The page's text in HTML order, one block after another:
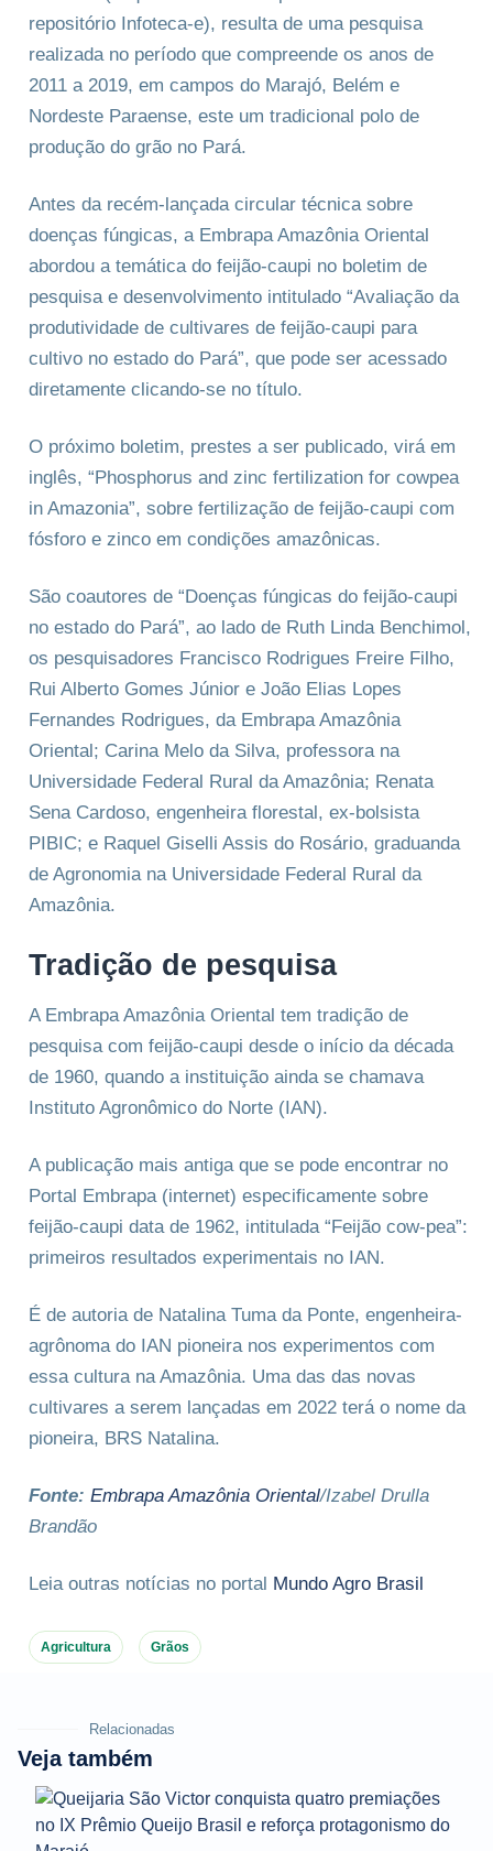
repositório Infoteca-e), resulta de uma pesquisa
realizada no período que compreende os anos de
2011 a 2019, em campos do Marajó, Belém e
Nordeste Paraense, este um tradicional polo de
produção do grão no Pará.
Antes da recém-lançada circular técnica sobre
doenças fúngicas, a Embrapa Amazônia Oriental
abordou a temática do feijão-caupi no boletim de
pesquisa e desenvolvimento intitulado “Avaliação da
produtividade de cultivares de feijão-caupi para
cultivo no estado do Pará”, que pode ser acessado
diretamente clicando-se no título.
O próximo boletim, prestes a ser publicado, virá em
inglês, “Phosphorus and zinc fertilization for cowpea
in Amazonia”, sobre fertilização de feijão-caupi com
fósforo e zinco em condições amazônicas.
São coautores de “Doenças fúngicas do feijão-caupi
no estado do Pará”, ao lado de Ruth Linda Benchimol,
os pesquisadores Francisco Rodrigues Freire Filho,
Rui Alberto Gomes Júnior e João Elias Lopes
Fernandes Rodrigues, da Embrapa Amazônia
Oriental; Carina Melo da Silva, professora na
Universidade Federal Rural da Amazônia; Renata
Sena Cardoso, engenheira florestal, ex-bolsista
PIBIC; e Raquel Giselli Assis do Rosário, graduanda
de Agronomia na Universidade Federal Rural da
Amazônia.
Tradição de pesquisa
A Embrapa Amazônia Oriental tem tradição de
pesquisa com feijão-caupi desde o início da década
de 1960, quando a instituição ainda se chamava
Instituto Agronômico do Norte (IAN).
A publicação mais antiga que se pode encontrar no
Portal Embrapa (internet) especificamente sobre
feijão-caupi data de 1962, intitulada “Feijão cow-pea”:
primeiros resultados experimentais no IAN.
É de autoria de Natalina Tuma da Ponte, engenheira-
agrônoma do IAN pioneira nos experimentos com
essa cultura na Amazônia. Uma das das novas
cultivares a serem lançadas em 2022 terá o nome da
pioneira, BRS Natalina.
Fonte: Embrapa Amazônia Oriental/Izabel Drulla
Brandão
Leia outras notícias no portal Mundo Agro Brasil
Agricultura Grãos
Relacionadas
Veja também